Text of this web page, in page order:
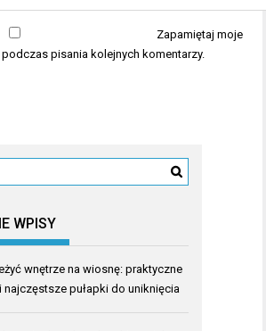
Zapamiętaj moje
pisania kolejnych komentarzy.
WPISY
wnętrze na wiosnę: praktyczne
najczęstsze pułapki do uniknięcia